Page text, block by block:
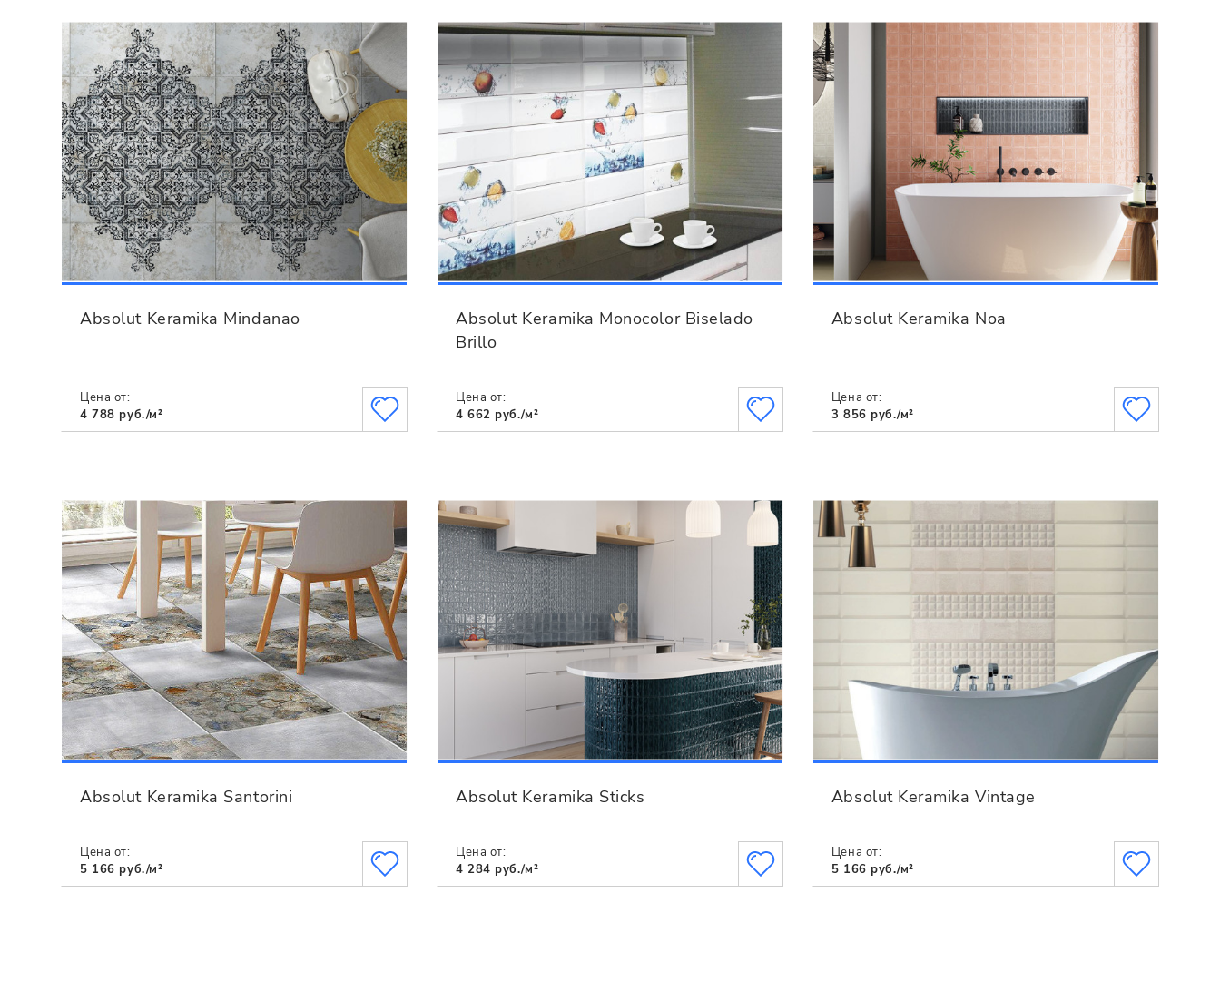
Absolut Keramika Mindanao
Цена от:
4 788 руб./м²
Absolut Keramika Monocolor Biselado
Brillo
Цена от:
4 662 руб./м²
Absolut Keramika Noa
Цена от:
3 856 руб./м²
Absolut Keramika Santorini
Цена от:
5 166 руб./м²
Absolut Keramika Sticks
Цена от:
4 284 руб./м²
Absolut Keramika Vintage
Цена от:
5 166 руб./м²